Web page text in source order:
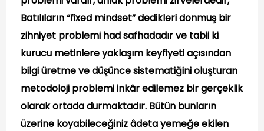
Batılıların “fixed mindset” dedikleri donmuş bir
zihniyet problemi had safhadadır ve tabii ki
kurucu metinlere yaklaşım keyfiyeti açısından
bilgi üretme ve düşünce sistematiğini oluşturan
metodoloji problemi inkâr edilemez bir gerçeklik
olarak ortada durmaktadır. Bütün bunların
üzerine koyabileceğiniz âdeta yemeğe ekilen